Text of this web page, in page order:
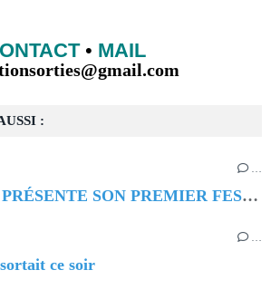
:
BOMBA DISCHI PRÉSENTE SON PREMIER FESTIVAL
…
ce soir
• MAIL